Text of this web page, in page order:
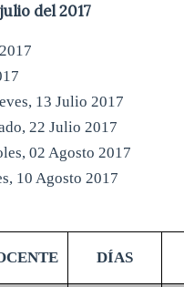
del 2017
13 Julio 2017
22 Julio 2017
02 Agosto 2017
10 Agosto 2017
DÍAS